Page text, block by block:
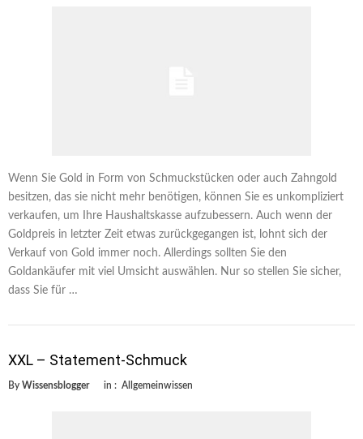
Wenn Sie Gold in Form von Schmuckstücken oder auch Zahngold
besitzen, das sie nicht mehr benötigen, können Sie es unkompliziert
verkaufen, um Ihre Haushaltskasse aufzubessern. Auch wenn der
Goldpreis in letzter Zeit etwas zurückgegangen ist, lohnt sich der
Verkauf von Gold immer noch. Allerdings sollten Sie den
Goldankäufer mit viel Umsicht auswählen. Nur so stellen Sie sicher,
dass Sie für …
XXL – Statement-Schmuck
By Wissensblogger in : Allgemeinwissen